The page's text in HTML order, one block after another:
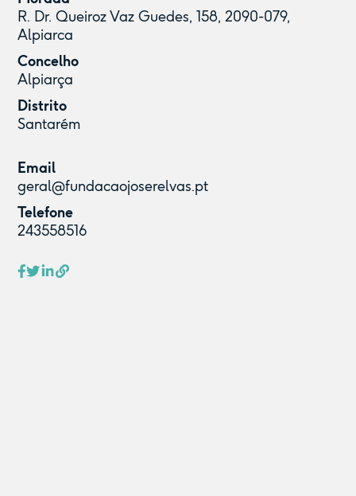
R. Dr. Queiroz Vaz Guedes, 158, 2090-079,
Alpiarca
Concelho
Alpiarça
Distrito
Santarém
Email
geral@fundacaojoserelvas.pt
Telefone
243558516